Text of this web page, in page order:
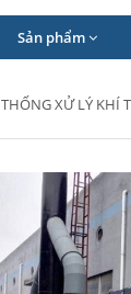
Sản phẩm
XỬ LÝ KHÍ